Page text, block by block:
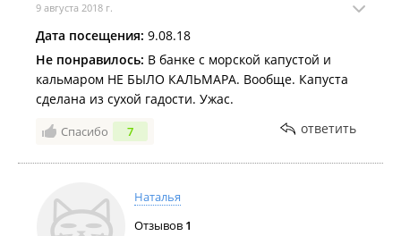
9 августа 2018 г.
Дата посещения: 9.08.18
Не понравилось: В банке с морской капустой и
кальмаром НЕ БЫЛО КАЛЬМАРА. Вообще. Капуста
сделана из сухой гадости. Ужас.
Спасибо 7 ответить
Наталья
Отзывов 1